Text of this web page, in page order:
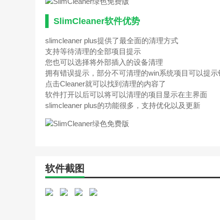
SlimCleaner软件优势
slimcleaner plus提供了最全面的清理方式
支持等待清理的全部项目提示
您也可以选择将外部插入的设备清理
拥有错误提示，部分不可清理的win系统项目可以提示
点击Cleaner就可以找到清理的内容了
软件打开以后可以将可以清理的项目显示在主界面
slimcleaner plus的功能很多，支持优化以及更新
软件截图